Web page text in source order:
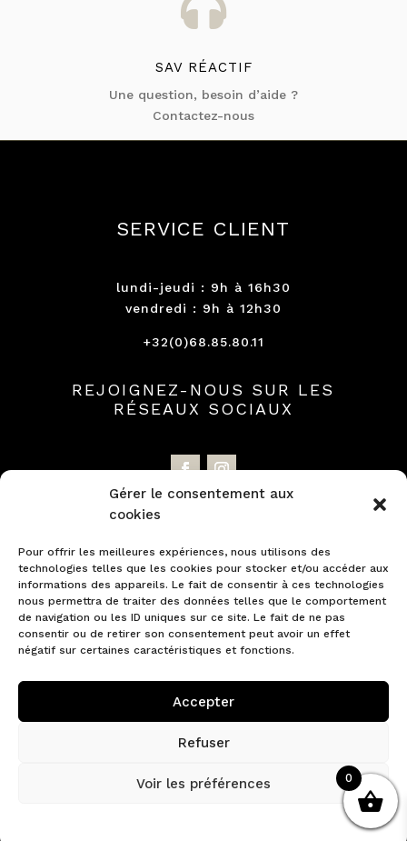
Gérer le consentement aux
cookies
Pour offrir les meilleures expériences, nous utilisons des
technologies telles que les cookies pour stocker et/ou accéder aux
informations des appareils. Le fait de consentir à ces technologies
nous permettra de traiter des données telles que le comportement
de navigation ou les ID uniques sur ce site. Le fait de ne pas
consentir ou de retirer son consentement peut avoir un effet
négatif sur certaines caractéristiques et fonctions.
Accepter
Refuser
Voir les préférences

SAV RÉACTIF
Une question, besoin d’aide ?
Contactez-nous
SERVICE CLIENT
lundi-jeudi : 9h à 16h30
vendredi : 9h à 12h30
+32(0)68.85.80.11
REJOIGNEZ-NOUS SUR LES
RÉSEAUX SOCIAUX
Profitez d'offres promotionnelles et
découvrez en exclusivité nos nouveautés.
NEWSLETTER
0